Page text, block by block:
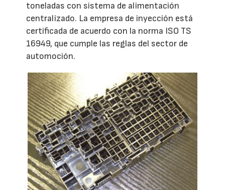
toneladas con sistema de alimentación
centralizado. La empresa de inyección está
certificada de acuerdo con la norma ISO TS
16949, que cumple las reglas del sector de
automoción.